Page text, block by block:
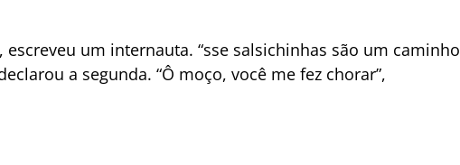
escreveu um internauta. “sse salsichinhas são um caminho
a segunda. “Ô moço, você me fez chorar”,